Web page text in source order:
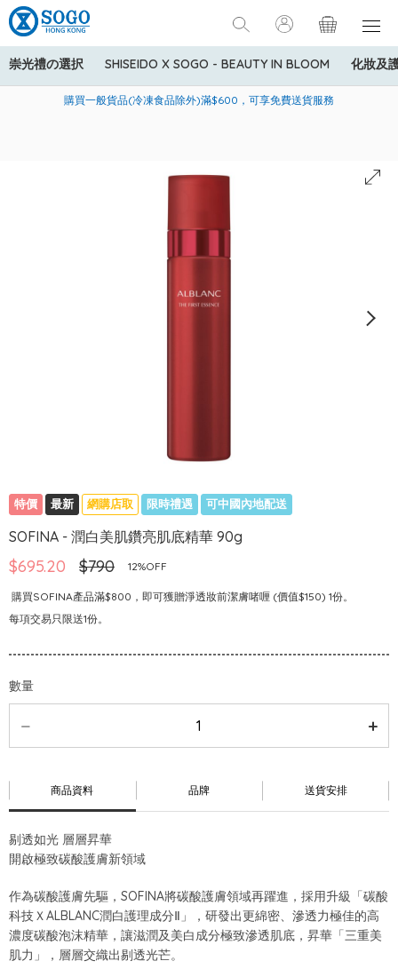
崇光禮の選択 SHISEIDO X SOGO - BEAUTY IN BLOOM 化妝及
美國運通Explorer®信用卡會員購物禮遇：高達5%簽賬回贈！
購買一般貨品(冷凍食品除外)滿$600，可享免費送貨服務
寄送中國內地服務只適用於指定商品，若訂單金額少於HK$600(折
特價 最新 網購店取 限時禮遇 可中國內地配送
SOFINA - 潤白美肌鑽亮肌底精華 90g
$695.20 $790 12%OFF
購買SOFINA產品滿$800，即可獲贈淨透妝前潔膚啫喱 (價值$150) 1份。
每項交易只限送1份。
數量
商品資料 品牌 送貨安排
剔透如光 層層昇華
開啟極致碳酸護膚新領域
作為碳酸護膚先驅，SOFINA將碳酸護膚領域再躍進，採用升級「碳酸
科技ＸALBLANC潤白護理成分Ⅱ」，研發出更綿密、滲透力極佳的高
濃度碳酸泡沫精華，讓滋潤及美白成分極致滲透肌底，昇華「三重美
肌力」，層層交織出剔透光芒。